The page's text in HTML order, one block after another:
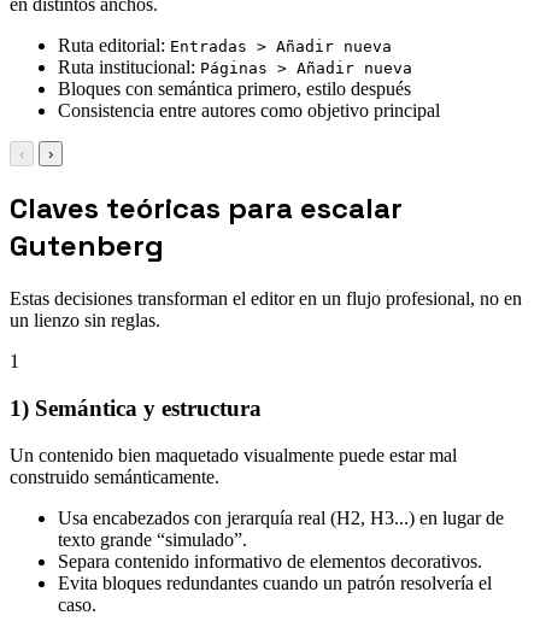
Ruta editorial: Entradas > Añadir nueva
Ruta institucional: Páginas > Añadir nueva
Bloques con semántica primero, estilo después
Consistencia entre autores como objetivo principal
‹ ›
Claves teóricas para escalar
Gutenberg
Estas decisiones transforman el editor en un flujo profesional, no en
un lienzo sin reglas.
1
1) Semántica y estructura
Un contenido bien maquetado visualmente puede estar mal
construido semánticamente.
Usa encabezados con jerarquía real (H2, H3...) en lugar de
texto grande “simulado”.
Separa contenido informativo de elementos decorativos.
Evita bloques redundantes cuando un patrón resolvería el
caso.